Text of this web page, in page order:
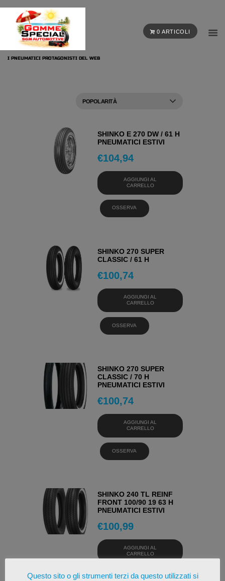
0 ARTICOLI
I PNEUMATICI PROTAGONISTI DEL WEB
SHINKO E 270 DW / 61 H
PNEUMATICI ESTIVI
€104,94
AGGIUNGI AL
CARRELLO
OSSERVA
SHINKO 270 SUPER
CLASSIC / 61 H
€100,74
AGGIUNGI AL
CARRELLO
OSSERVA
SHINKO 270 SUPER
CLASSIC / 70 H
PNEUMATICI ESTIVI
€100,74
AGGIUNGI AL
CARRELLO
OSSERVA
SHINKO 240 TL REINF
FRONT 100/90 19 63 H
PNEUMATICI ESTIVI
€100,99
AGGIUNGI AL
CARRELLO
OSSERVA
Questo sito o gli strumenti terzi da questo utilizzati si